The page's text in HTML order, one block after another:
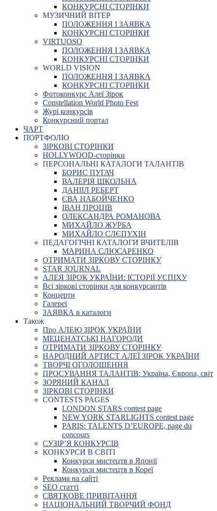
КОНКУРСНІ СТОРІНКИ
МУЗИЧНИЙ ВІТЕР
ПОЛОЖЕННЯ І ЗАЯВКА
КОНКУРСНІ СТОРІНКИ
VIRTUOSO
ПОЛОЖЕННЯ І ЗАЯВКА
КОНКУРСНІ СТОРІНКИ
WORLD VISION
ПОЛОЖЕННЯ І ЗАЯВКА
КОНКУРСНІ СТОРІНКИ
Фотоконкурс Алеї Зірок
Constellation World Photo Fest
Журі конкурсів
Конкурсний портал
ЧАРТ
ПОРТФОЛІО
ЗІРКОВІ СТОРІНКИ
HOLLYWOOD-сторінки
ПЕРСОНАЛЬНІ КАТАЛОГИ ТАЛАНТІВ
БОРИС ПУГАЧ
ВАЛЕРІЯ ШКОЛЬНА
ДАНІІЛ РЕБЕРТ
ЄВА НАБОЙЧЕНКО
ІВАН ПРОЦІВ
ОЛЕКСАНДРА РОМАНОВА
МИХАЙЛО ЖУРБА
МИХАЙЛО СЛЄПУХІН
ПЕДАГОГІЧНІ КАТАЛОГИ ВЧИТЕЛІВ
МАРИНА СЛЮСАРЕНКО
ОТРИМАТИ ЗІРКОВУ СТОРІНКУ
STAR JOURNAL
АЛЕЯ ЗІРОК УКРАЇНИ: ІСТОРІЇ УСПІХУ
Всі зіркові сторінки для конкурсантів
Концерти
Галереї
ЗАЯВКА в каталоги
Також
Про АЛЕЮ ЗІРОК УКРАЇНИ
МЕЦЕНАТСЬКІ НАГОРОДИ
ОТРИМАТИ ЗІРКОВУ СТОРІНКУ
НАРОДНИЙ АРТИСТ АЛЕЇ ЗІРОК УКРАЇНИ
ТВОРЧІ ОГОЛОШЕННЯ
ПРОСУВАННЯ ТАЛАНТІВ: Україна, Європа, світ
ЗОРЯНИЙ КАНАЛ
ЗІРКОВІ СТОРІНКИ
CONTESTS PAGES
LONDON STARS contest page
NEW YORK STARLIGHTS contest page
PARIS: TALENTS D’EUROPE, page du
concours
СУЗІР’Я КОНКУРСІВ
КОНКУРСИ В СВІТІ
Конкурси мистецтв в Японії
Конкурси мистецтв в Кореї
Реклама на сайті
SEO статті
СВЯТКОВЕ ПРИВІТАННЯ
НАЦІОНАЛЬНИЙ ТВОРЧИЙ ФОНД